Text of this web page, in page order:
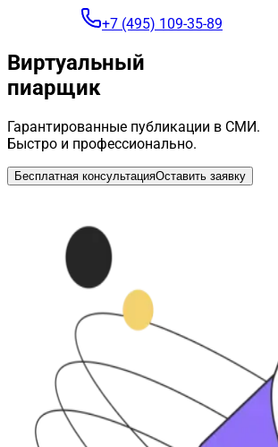
+7 (495) 109-35-89
Виртуальный
пиарщик
Гарантированные публикации в СМИ.
Быстро и профессионально.
Бесплатная консультацияОставить заявку